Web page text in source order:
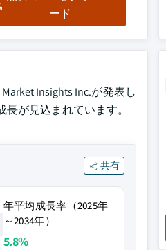
ード
Insights Inc.が発表し
が見込まれています。
共有
年平均成長率（2025年
～2034年）
5.8%